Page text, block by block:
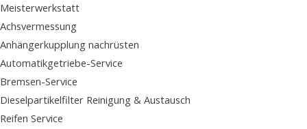
Meisterwerkstatt
Achsvermessung
Anhängerkupplung nachrüsten
Automatikgetriebe-Service
Bremsen-Service
Dieselpartikelfilter Reinigung & Austausch
Reifen Service